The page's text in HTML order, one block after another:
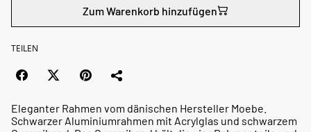
Zum Warenkorb hinzufügen
TEILEN
Eleganter Rahmen vom dänischen Hersteller Moebe.
Schwarzer Aluminiumrahmen mit Acrylglas und schwarzem